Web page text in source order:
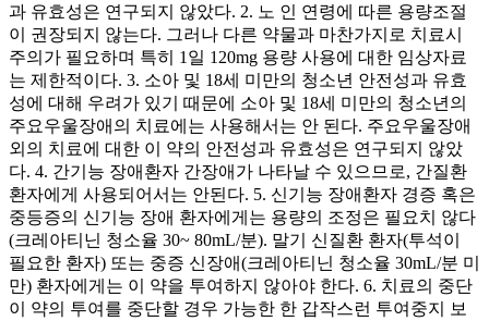
과 유효성은 연구되지 않았다. 2. 노 인 연령에 따른 용량조절
이 권장되지 않는다. 그러나 다른 약물과 마찬가지로 치료시
주의가 필요하며 특히 1일 120mg 용량 사용에 대한 임상자료
는 제한적이다. 3. 소아 및 18세 미만의 청소년 안전성과 유효
성에 대해 우려가 있기 때문에 소아 및 18세 미만의 청소년의
주요우울장애의 치료에는 사용해서는 안 된다. 주요우울장애
외의 치료에 대한 이 약의 안전성과 유효성은 연구되지 않았
다. 4. 간기능 장애환자 간장애가 나타날 수 있으므로, 간질환
환자에게 사용되어서는 안된다. 5. 신기능 장애환자 경증 혹은
중등증의 신기능 장애 환자에게는 용량의 조정은 필요치 않다
(크레아티닌 청소율 30~ 80mL/분). 말기 신질환 환자(투석이
필요한 환자) 또는 중증 신장애(크레아티닌 청소율 30mL/분 미
만) 환자에게는 이 약을 투여하지 않아야 한다. 6. 치료의 중단
이 약의 투여를 중단할 경우 가능한 한 갑작스런 투여중지 보